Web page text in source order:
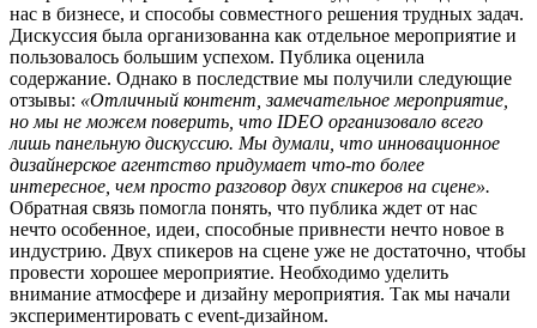
нас в бизнесе, и способы совместного решения трудных задач.
Дискуссия была организованна как отдельное мероприятие и
пользовалось большим успехом. Публика оценила
содержание. Однако в последствие мы получили следующие
отзывы: «Отличный контент, замечательное мероприятие,
но мы не можем поверить, что IDEO организовало всего
лишь панельную дискуссию. Мы думали, что инновационное
дизайнерское агентство придумает что-то более
интересное, чем просто разговор двух спикеров на сцене».
Обратная связь помогла понять, что публика ждет от нас
нечто особенное, идеи, способные привнести нечто новое в
индустрию. Двух спикеров на сцене уже не достаточно, чтобы
провести хорошее мероприятие. Необходимо уделить
внимание атмосфере и дизайну мероприятия. Так мы начали
экспериментировать с event-дизайном.